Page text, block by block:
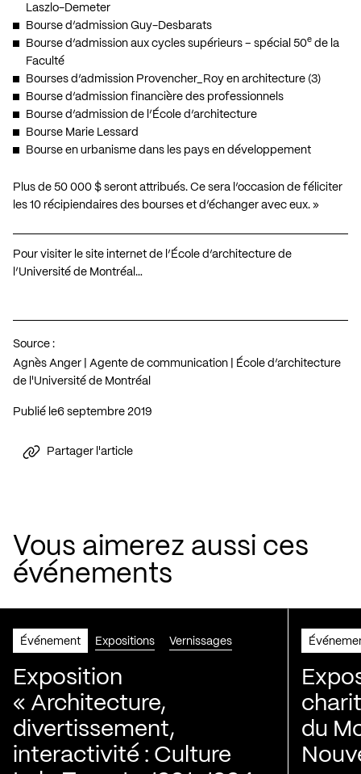
Laszlo-Demeter
Bourse d’admission Guy-Desbarats
Bourse d’admission aux cycles supérieurs – spécial 50e de la
Faculté
Bourses d’admission Provencher_Roy en architecture (3)
Bourse d’admission financière des professionnels
Bourse d’admission de l’École d’architecture
Bourse Marie Lessard
Bourse en urbanisme dans les pays en développement
Plus de 50 000 $ seront attribués. Ce sera l’occasion de féliciter
les 10 récipiendaires des bourses et d’échanger avec eux. »
Pour visiter le site internet de l’École d’architecture de
l’Université de Montréal…
Source :
Agnès Anger | Agente de communication | École d’architecture
de l'Université de Montréal
Publié le 6 septembre 2019
Partager l'article
Vous aimerez aussi ces
événements
Événement Expositions Vernissages
Exposition
« Architecture,
divertissement,
interactivité : Culture
du